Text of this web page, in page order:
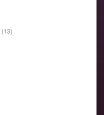
(13)